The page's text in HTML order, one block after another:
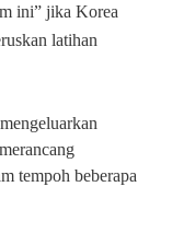
ini” jika Korea
latihan
tempoh beberapa